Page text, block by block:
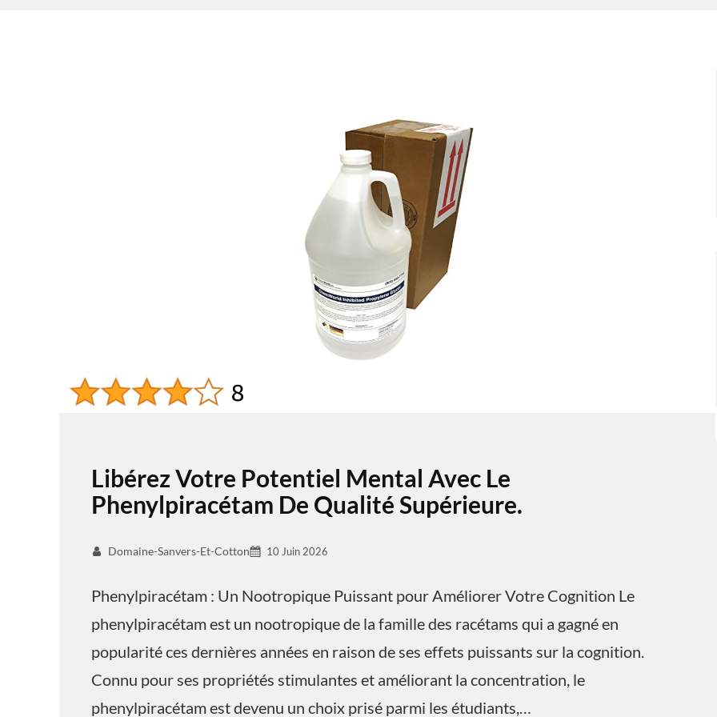
Libérez Votre Potentiel Mental Avec Le
Phenylpiracétam De Qualité Supérieure.
Domaine-Sanvers-Et-Cotton 10 Juin 2026
Phenylpiracétam : Un Nootropique Puissant pour Améliorer Votre Cognition Le
phenylpiracétam est un nootropique de la famille des racétams qui a gagné en
popularité ces dernières années en raison de ses effets puissants sur la cognition.
Connu pour ses propriétés stimulantes et améliorant la concentration, le
phenylpiracétam est devenu un choix prisé parmi les étudiants,…